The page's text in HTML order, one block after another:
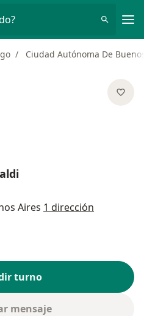
Ciudad Autónoma De
Aires 1 dirección
turno
mensaje